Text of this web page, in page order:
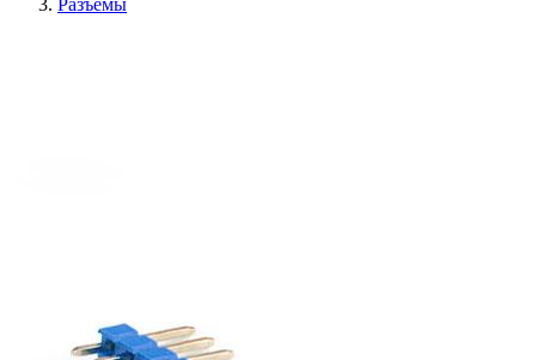
Разъемы